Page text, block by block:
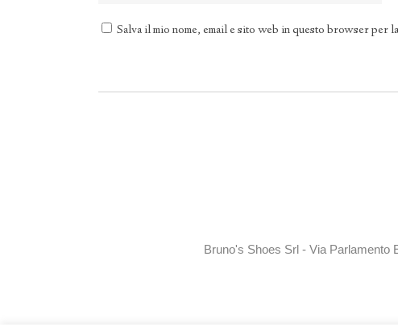
Salva il mio nome, email e sito web in questo browser per
Bruno's Shoes Srl - Via Parlamento